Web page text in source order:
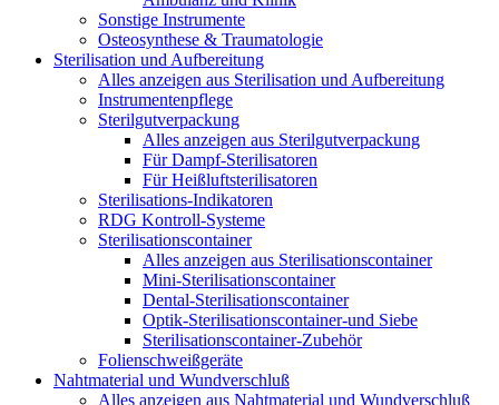
Sonstige Instrumente
Osteosynthese & Traumatologie
Sterilisation und Aufbereitung
Alles anzeigen aus Sterilisation und Aufbereitung
Instrumentenpflege
Sterilgutverpackung
Alles anzeigen aus Sterilgutverpackung
Für Dampf-Sterilisatoren
Für Heißluftsterilisatoren
Sterilisations-Indikatoren
RDG Kontroll-Systeme
Sterilisationscontainer
Alles anzeigen aus Sterilisationscontainer
Mini-Sterilisationscontainer
Dental-Sterilisationscontainer
Optik-Sterilisationscontainer-und Siebe
Sterilisationscontainer-Zubehör
Folienschweißgeräte
Nahtmaterial und Wundverschluß
Alles anzeigen aus Nahtmaterial und Wundverschluß